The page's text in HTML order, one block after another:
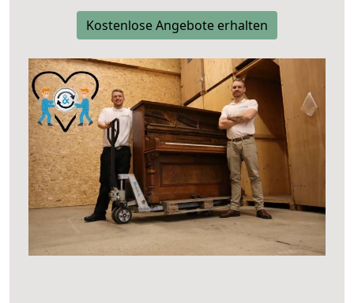
Kostenlose Angebote erhalten